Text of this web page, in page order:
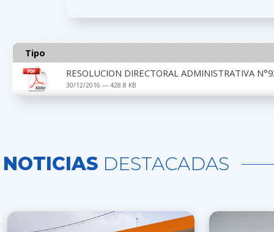
Tipo
RESOLUCION DIRECTORAL ADMINISTRATIVA
30/12/2016 — 428.8 KB
NOTICIAS DESTACADAS